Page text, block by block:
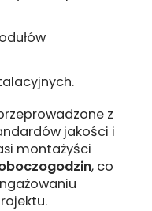
z
jakości i
montażyści
, co